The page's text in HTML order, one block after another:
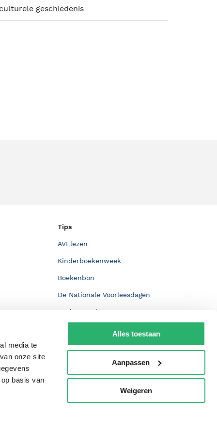
media te
onze site
basis van
Alles toestaan
Aanpassen
Weigeren
geschiedenis
Tips
AVI lezen
Kinderboekenweek
Boekenbon
De Nationale Voorleesdagen
Boekenweek
Winacties